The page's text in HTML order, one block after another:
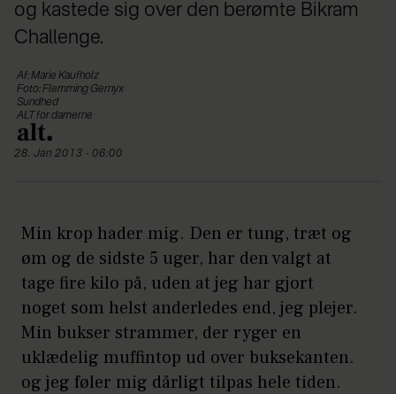
og kastede sig over den berømte Bikram
Challenge.
Af: Marie Kaufholz
Foto: Flemming Gernyx
Sundhed
ALT for damerne
28. Jan 2013 - 06:00
Min krop hader mig. Den er tung, træt og
øm og de sidste 5 uger, har den valgt at
tage fire kilo på, uden at jeg har gjort
noget som helst anderledes end, jeg plejer.
Min bukser strammer, der ryger en
uklædelig muffintop ud over buksekanten.
og jeg føler mig dårligt tilpas hele tiden.